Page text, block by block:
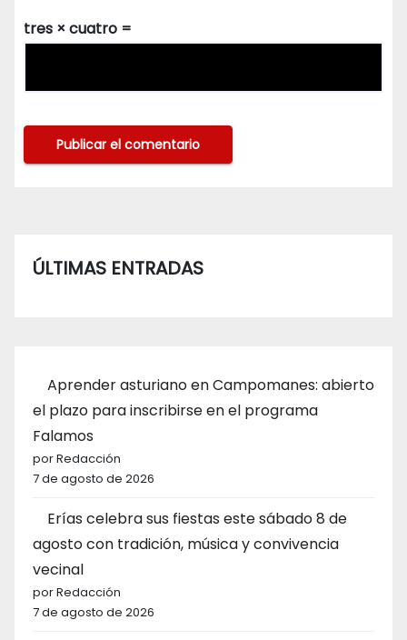
tres × cuatro =
ÚLTIMAS ENTRADAS
Aprender asturiano en Campomanes: abierto
el plazo para inscribirse en el programa
Falamos
por Redacción
7 de agosto de 2026
Erías celebra sus fiestas este sábado 8 de
agosto con tradición, música y convivencia
vecinal
por Redacción
7 de agosto de 2026